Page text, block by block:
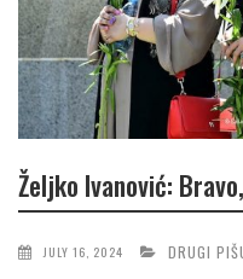
Željko Ivanović:
JULY 16, 2024 DRUGI